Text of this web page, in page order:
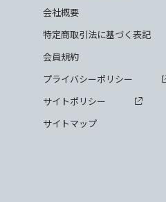
会社概要
特定商取引法に基づく表記
会員規約
プライバシーポリシー
サイトポリシー
サイトマップ